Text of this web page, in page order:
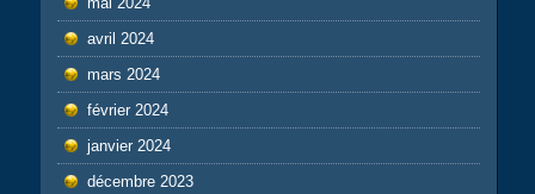
avril 2024
mars 2024
février 2024
janvier 2024
décembre 2023